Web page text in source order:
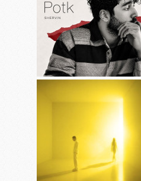
دانلود آهنگ جديد شروین حاجی پور به